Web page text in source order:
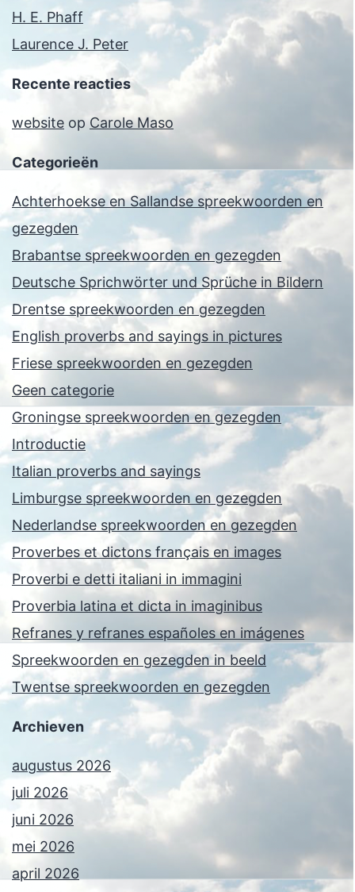
H. E. Phaff
Laurence J. Peter
Recente reacties
website opCarole Maso
Categorieën
Achterhoekse en Sallandse spreekwoorden en
gezegden
Brabantse spreekwoorden en gezegden
Deutsche Sprichwörter und Sprüche in Bildern
Drentse spreekwoorden en gezegden
English proverbs and sayings in pictures
Friese spreekwoorden en gezegden
Geen categorie
Groningse spreekwoorden en gezegden
Introductie
Italian proverbs and sayings
Limburgse spreekwoorden en gezegden
Nederlandse spreekwoorden en gezegden
Proverbes et dictons français en images
Proverbi e detti italiani in immagini
Proverbia latina et dicta in imaginibus
Refranes y refranes españoles en imágenes
Spreekwoorden en gezegden in beeld
Twentse spreekwoorden en gezegden
Archieven
augustus 2026
juli 2026
juni 2026
mei 2026
april 2026